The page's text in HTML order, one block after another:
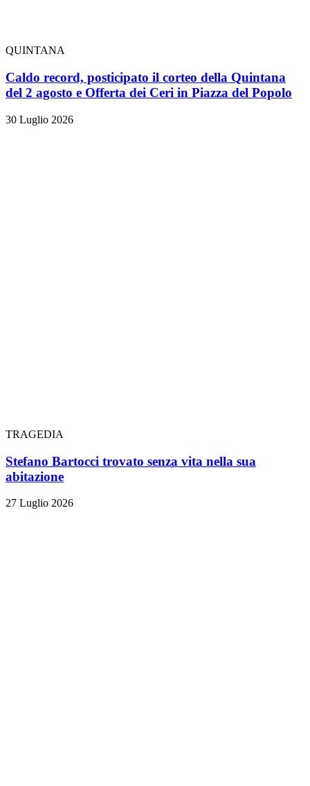
QUINTANA
Caldo record, posticipato il corteo della Quintana
del 2 agosto e Offerta dei Ceri in Piazza del Popolo
30 Luglio 2026
TRAGEDIA
Stefano Bartocci trovato senza vita nella sua
abitazione
27 Luglio 2026